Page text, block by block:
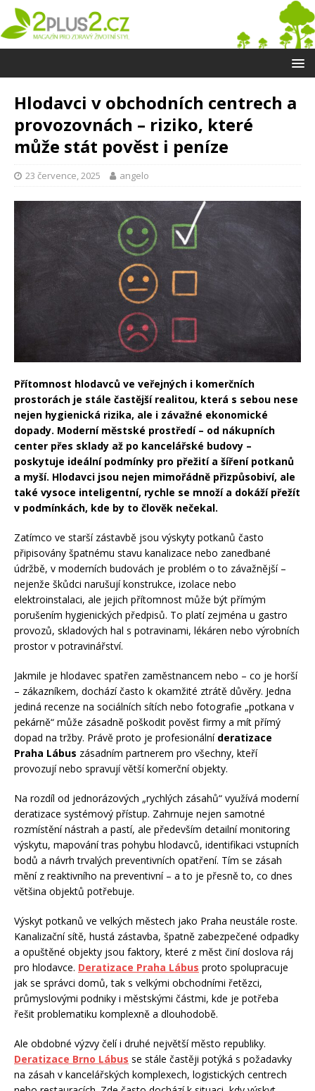
Hlodavci v obchodních centrech a
provozovnách – riziko, které
může stát pověst i peníze
23 července, 2025 angelo
Přítomnost hlodavců ve veřejných i komerčních
prostorách je stále častější realitou, která s sebou nese
nejen hygienická rizika, ale i závažné ekonomické
dopady. Moderní městské prostředí – od nákupních
center přes sklady až po kancelářské budovy –
poskytuje ideální podmínky pro přežití a šíření potkanů
a myší. Hlodavci jsou nejen mimořádně přizpůsobiví, ale
také vysoce inteligentní, rychle se množí a dokáží přežít
v podmínkách, kde by to člověk nečekal.
Zatímco ve starší zástavbě jsou výskyty potkanů často
připisovány špatnému stavu kanalizace nebo zanedbané
údržbě, v moderních budovách je problém o to závažnější –
nejenže škůdci narušují konstrukce, izolace nebo
elektroinstalaci, ale jejich přítomnost může být přímým
porušením hygienických předpisů. To platí zejména u gastro
provozů, skladových hal s potravinami, lékáren nebo výrobních
prostor v potravinářství.
Jakmile je hlodavec spatřen zaměstnancem nebo – co je horší
– zákazníkem, dochází často k okamžité ztrátě důvěry. Jedna
jediná recenze na sociálních sítích nebo fotografie „potkana v
pekárně“ může zásadně poškodit pověst firmy a mít přímý
dopad na tržby. Právě proto je profesionální deratizace
Praha Lábus zásadním partnerem pro všechny, kteří
provozují nebo spravují větší komerční objekty.
Na rozdíl od jednorázových „rychlých zásahů“ využívá moderní
deratizace systémový přístup. Zahrnuje nejen samotné
rozmístění nástrah a pastí, ale především detailní monitoring
výskytu, mapování tras pohybu hlodavců, identifikaci vstupních
bodů a návrh trvalých preventivních opatření. Tím se zásah
mění z reaktivního na preventivní – a to je přesně to, co dnes
většina objektů potřebuje.
Výskyt potkanů ve velkých městech jako Praha neustále roste.
Kanalizační sítě, hustá zástavba, špatně zabezpečené odpadky
a opuštěné objekty jsou faktory, které z měst činí doslova ráj
pro hlodavce. Deratizace Praha Lábus proto spolupracuje
jak se správci domů, tak s velkými obchodními řetězci,
průmyslovými podniky i městskými částmi, kde je potřeba
řešit problematiku komplexně a dlouhodobě.
Ale obdobné výzvy čelí i druhé největší město republiky.
Deratizace Brno Lábus se stále častěji potýká s požadavky
na zásah v kancelářských komplexech, logistických centrech